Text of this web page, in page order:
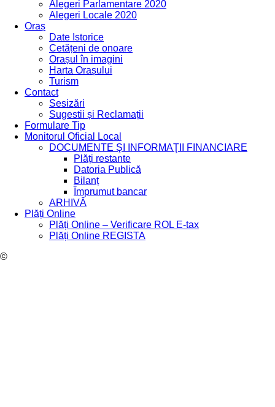
Alegeri Parlamentare 2020
Alegeri Locale 2020
Oraș
Date Istorice
Cetățeni de onoare
Orașul în imagini
Harta Orașului
Turism
Contact
Sesizări
Sugestii și Reclamații
Formulare Tip
Monitorul Oficial Local
DOCUMENTE ŞI INFORMAŢII FINANCIARE
Plăți restante
Datoria Publică
Bilanț
Împrumut bancar
ARHIVĂ
Plăți Online
Plăți Online – Verificare ROL E-tax
Plăți Online REGISTA
©